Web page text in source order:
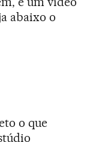
abaixo o
o que